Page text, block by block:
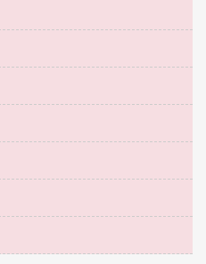
料）
・食添製品）